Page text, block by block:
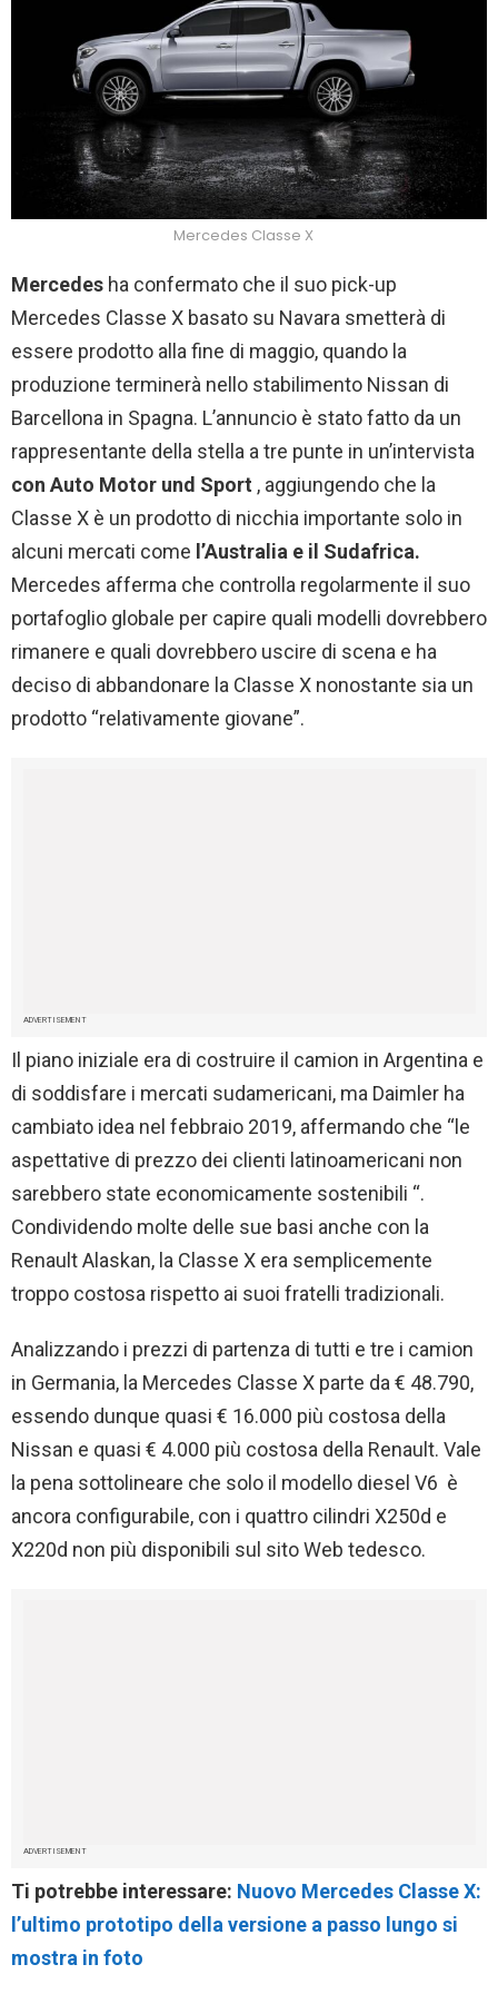
Mercedes Classe X
Mercedes ha confermato che il suo pick-up
Mercedes Classe X basato su Navara smetterà di
essere prodotto alla fine di maggio, quando la
produzione terminerà nello stabilimento Nissan di
Barcellona ​​in Spagna. L’annuncio è stato fatto da un
rappresentante della stella a tre punte in un’intervista
con Auto Motor und Sport , aggiungendo che la
Classe X è un prodotto di nicchia importante solo in
alcuni mercati come l’Australia e il Sudafrica.
Mercedes afferma che controlla regolarmente il suo
portafoglio globale per capire quali modelli dovrebbero
rimanere e quali dovrebbero uscire di scena e ha
deciso di abbandonare la Classe X nonostante sia un
prodotto “relativamente giovane”.
ADVERTISEMENT
Il piano iniziale era di costruire il camion in Argentina e
di soddisfare i mercati sudamericani, ma Daimler ha
cambiato idea nel febbraio 2019, affermando che “le
aspettative di prezzo dei clienti latinoamericani non
sarebbero state economicamente sostenibili “.
Condividendo molte delle sue basi anche con la
Renault Alaskan, la Classe X era semplicemente
troppo costosa rispetto ai suoi fratelli tradizionali.
Analizzando i prezzi di partenza di tutti e tre i camion
in Germania, la Mercedes Classe X parte da € 48.790,
essendo dunque quasi € 16.000 più costosa della
Nissan e quasi € 4.000 più costosa della Renault. Vale
la pena sottolineare che solo il modello diesel V6 è
ancora configurabile, con i quattro cilindri X250d e
X220d non più disponibili sul sito Web tedesco.
ADVERTISEMENT
Ti potrebbe interessare: Nuovo Mercedes Classe X:
l’ultimo prototipo della versione a passo lungo si
mostra in foto